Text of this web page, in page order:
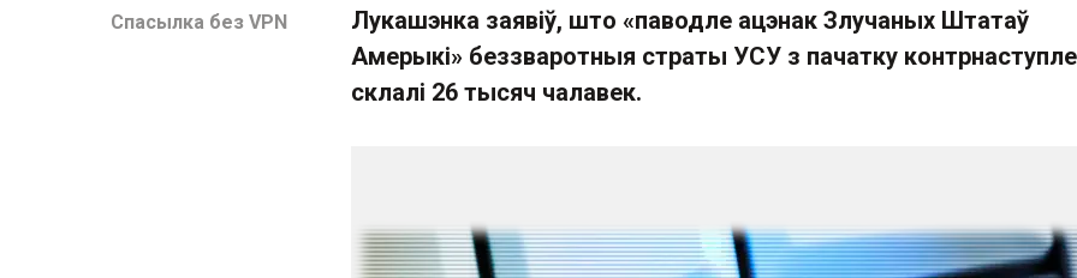
Спасылка без VPN
Лукашэнка заявіў, што «паводле ацэнак Злучаных Штатаў
Амерыкі» беззваротныя страты УСУ з пачатку
склалі 26 тысяч чалавек.